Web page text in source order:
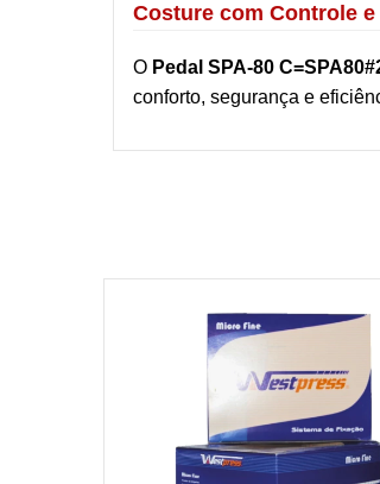
Costure com Controle
O Pedal SPA-80
conforto, segurança e